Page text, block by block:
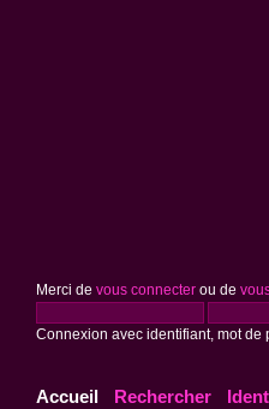
Merci de vous connecterou de
Connexion avec identifiant, mot de
Accueil Rechercher